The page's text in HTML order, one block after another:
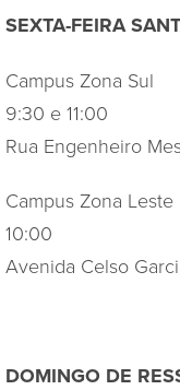
SEXTA-FEIRA
Campus Zona Sul
9:30 e 11:00
Rua Engenheiro
Campus Zona Leste
10:00
Avenida Celso
DOMINGO DE